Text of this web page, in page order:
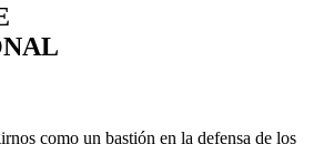
como un bastión en la defensa de los